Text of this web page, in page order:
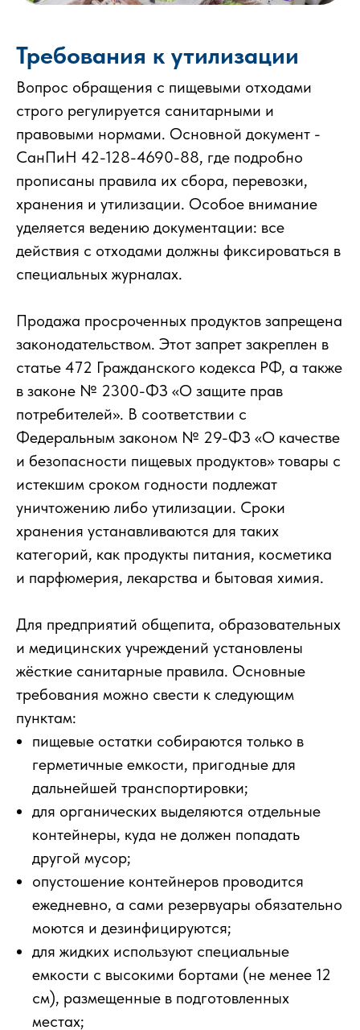
Требования к утилизации
Вопрос обращения с пищевыми отходами
строго регулируется санитарными и
правовыми нормами. Основной документ -
СанПиН 42-128-4690-88, где подробно
прописаны правила их сбора, перевозки,
хранения и утилизации. Особое внимание
уделяется ведению документации: все
действия с отходами должны фиксироваться в
специальных журналах.
Продажа просроченных продуктов запрещена
законодательством. Этот запрет закреплен в
статье 472 Гражданского кодекса РФ, а также
в законе № 2300-ФЗ «О защите прав
потребителей». В соответствии с
Федеральным законом № 29-ФЗ «О качестве
и безопасности пищевых продуктов» товары с
истекшим сроком годности подлежат
уничтожению либо утилизации. Сроки
хранения устанавливаются для таких
категорий, как продукты питания, косметика
и парфюмерия, лекарства и бытовая химия.
Для предприятий общепита, образовательных
и медицинских учреждений установлены
жёсткие санитарные правила. Основные
требования можно свести к следующим
пунктам:
пищевые остатки собираются только в
герметичные емкости, пригодные для
дальнейшей транспортировки;
для органических выделяются отдельные
контейнеры, куда не должен попадать
другой мусор;
опустошение контейнеров проводится
ежедневно, а сами резервуары обязательно
моются и дезинфицируются;
для жидких используют специальные
емкости с высокими бортами (не менее 12
см), размещенные в подготовленных
местах;